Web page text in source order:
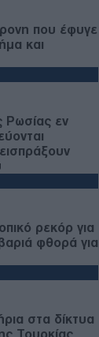
που έφυγε
και
Ρωσίας εν
ρεκόρ για
φθορά για
στα δίκτυα